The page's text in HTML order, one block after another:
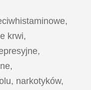
krwi,
narkotyków,